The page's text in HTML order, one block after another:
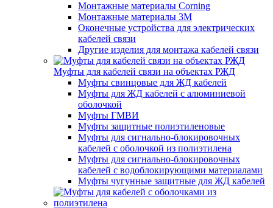
Монтажные материалы Corning
Монтажные материалы 3M
Оконечные устройства для электрических
кабелей связи
Другие изделия для монтажа кабелей связи
Муфты для кабелей связи на объектах РЖД
Муфты свинцовые для ЖД кабелей
Муфты для ЖД кабелей с алюминиевой
оболочкой
Муфты ГМВИ
Муфты защитные полиэтиленовые
Муфты для сигнально-блокировочных
кабелей с оболочкой из полиэтилена
Муфты для сигнально-блокировочных
кабелей с водоблокирующими материалами
Муфты чугунные защитные для ЖД кабелей